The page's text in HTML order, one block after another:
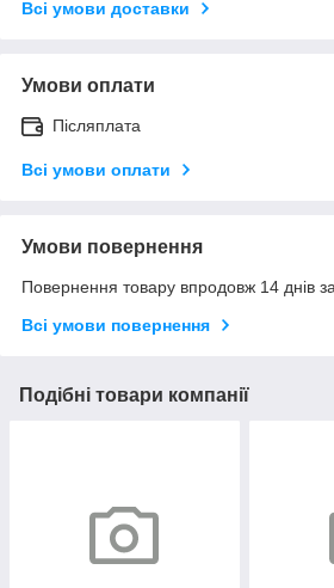
Всі умови доставки
Умови оплати
Післяплата
Всі умови оплати
Умови повернення
Повернення товару впродовж 14 днів
Всі умови повернення
Подібні товари компанії